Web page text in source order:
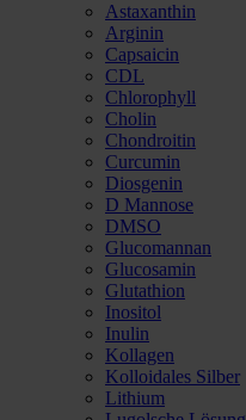
Astaxanthin
Arginin
Capsaicin
CDL
Chlorophyll
Cholin
Chondroitin
Curcumin
Diosgenin
D Mannose
DMSO
Glucomannan
Glucosamin
Glutathion
Inositol
Inulin
Kollagen
Kolloidales Silber
Lithium